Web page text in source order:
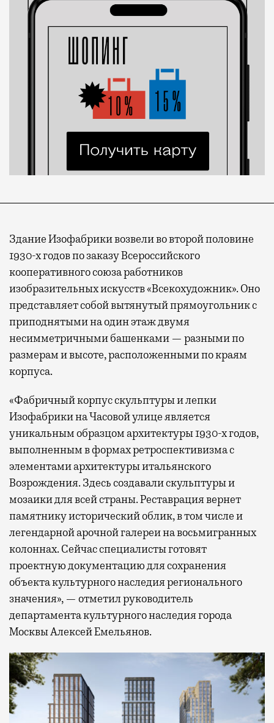
Здание Изофабрики возвели во второй половине
1930-х годов по заказу Всероссийского
кооперативного союза работников
изобразительных искусств «Всекохудожник». Оно
представляет собой вытянутый прямоугольник с
приподнятыми на один этаж двумя
несимметричными башенками — разными по
размерам и высоте, расположенными по краям
корпуса.
«Фабричный корпус скульптуры и лепки
Изофабрики на Часовой улице является
уникальным образцом архитектуры 1930-х годов,
выполненным в формах ретроспективизма с
элементами архитектуры итальянского
Возрождения. Здесь создавали скульптуры и
мозаики для всей страны. Реставрация вернет
памятнику исторический облик, в том числе и
легендарной арочной галереи на восьмигранных
колоннах. Сейчас специалисты готовят
проектную документацию для сохранения
объекта культурного наследия регионального
значения», — отметил руководитель
департамента культурного наследия города
Москвы Алексей Емельянов.